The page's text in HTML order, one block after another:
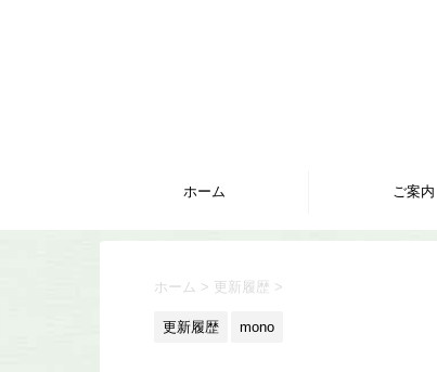
ホーム ご案内
ホーム > 更新履歴 >
更新履歴 mono